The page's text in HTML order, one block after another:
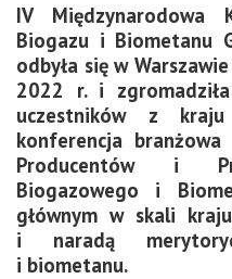
IV Międzynarodowa
Biogazu i Biometanu
odbyła się w
2022 r. i
uczestników z
konferencja
Producentów i
Biogazowego i
głównym w skali
i naradą
i biometanu.